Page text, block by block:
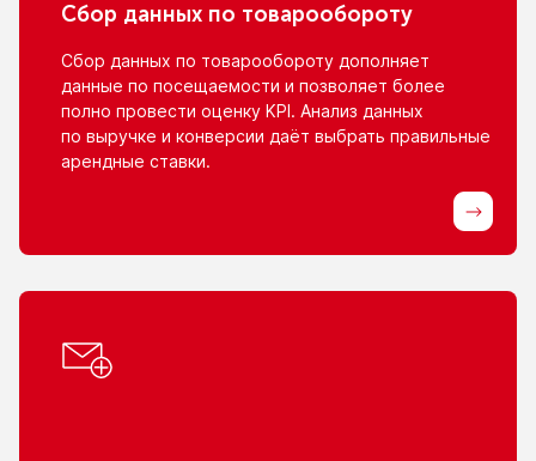
Сбор данных по товарообороту
Сбор данных по товарообороту дополняет
данные по посещаемости и позволяет более
полно провести оценку KPI. Анализ данных
по выручке и конверсии даёт выбрать правильные
арендные ставки.